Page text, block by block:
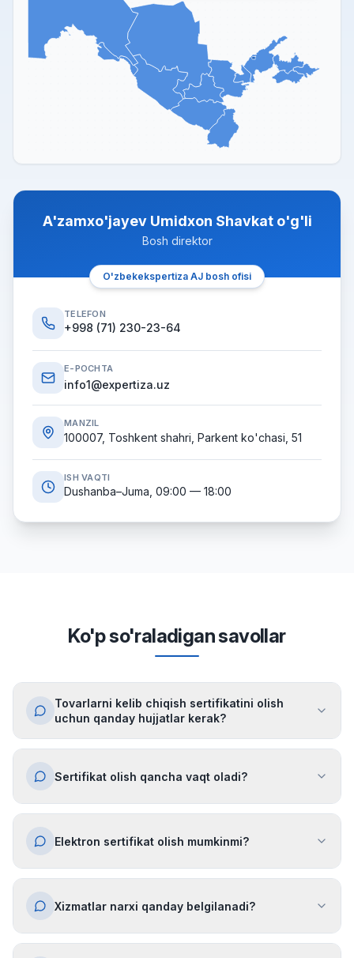
A'zamxo'jayev Umidxon Shavkat o'g'li
Bosh direktor
O'zbekekspertiza AJ bosh ofisi
TELEFON
+998 (71) 230-23-64
E-POCHTA
info1@expertiza.uz
MANZIL
100007, Toshkent shahri, Parkent ko'chasi, 51
ISH VAQTI
Dushanba–Juma, 09:00 — 18:00
Ko'p so'raladigan savollar
Tovarlarni kelib chiqish sertifikatini olish
uchun qanday hujjatlar kerak?
Sertifikat olish qancha vaqt oladi?
Elektron sertifikat olish mumkinmi?
Xizmatlar narxi qanday belgilanadi?